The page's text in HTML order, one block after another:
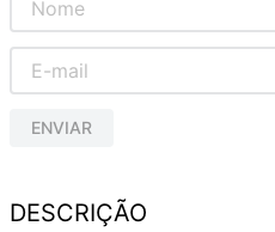
ENVIAR
DESCRIÇÃO